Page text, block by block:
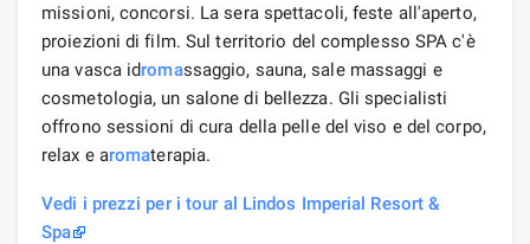
missioni, concorsi. La sera spettacoli, feste all'aperto,
proiezioni di film. Sul territorio del complesso SPA c'è
una vasca idromassaggio, sauna, sale massaggi e
cosmetologia, un salone di bellezza. Gli specialisti
offrono sessioni di cura della pelle del viso e del corpo,
relax e aromaterapia.
Vedi i prezzi per i tour al Lindos Imperial Resort &
Spa